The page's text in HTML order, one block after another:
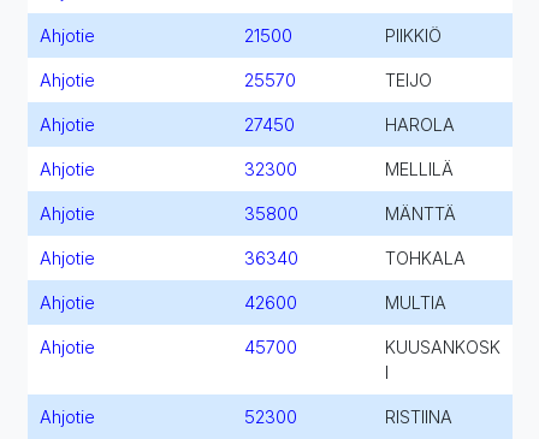
Ahjotie 21500 PIIKKIÖ
Ahjotie 25570 TEIJO
Ahjotie 27450 HAROLA
Ahjotie 32300 MELLILÄ
Ahjotie 35800 MÄNTTÄ
Ahjotie 36340 TOHKALA
Ahjotie 42600 MULTIA
Ahjotie 45700
KUUSANKOSK
Ahjotie 52300 RISTIINA